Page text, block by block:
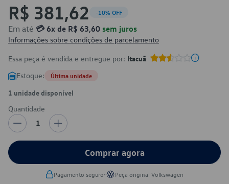
R$ 381,62 -10% OFF
Em até 💳 6x de R$ 63,60 sem juros
Informações sobre condições de parcelamento
Essa peça é vendida e entregue por: Itacuã
Estoque: Última unidade
1 unidade disponível
Quantidade
1
Comprar agora
Pagamento seguro• Peça original Volkswagen